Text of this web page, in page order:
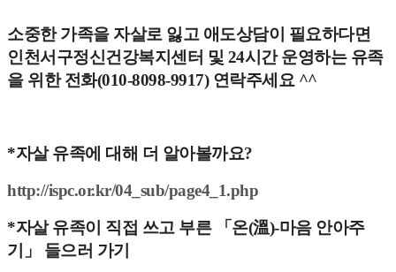
소중한 가족을 자살로 잃고 애도상담이 필요하다면
인천서구정신건강복지센터 및 24시간 운영하는 유족
을 위한 전화(010-8098-9917) 연락주세요 ^^
*자살 유족에 대해 더 알아볼까요?
http://ispc.or.kr/04_sub/page4_1.php
*자살 유족이 직접 쓰고 부른 「온(溫)-마음 안아주
기」 들으러 가기